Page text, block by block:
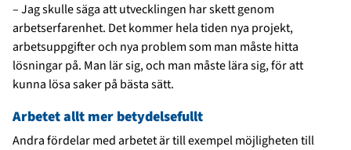
– Jag skulle säga att utvecklingen har skett genom
arbetserfarenhet. Det kommer hela tiden nya projekt,
arbetsuppgifter och nya problem som man måste hitta
lösningar på. Man lär sig, och man måste lära sig, för att
kunna lösa saker på bästa sätt.
Arbetet allt mer betydelsefullt
Andra fördelar med arbetet är till exempel möjligheten till